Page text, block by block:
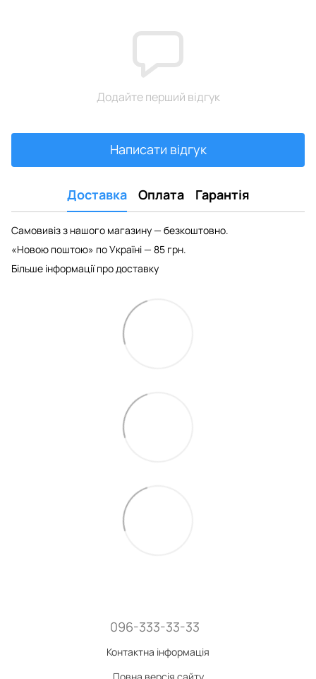
Додайте перший відгук
Написати відгук
Доставка Оплата Гарантія
Самовивіз з нашого магазину — безкоштовно.
«Новою поштою» по Україні — 85 грн.
Більше інформації про доставку
096-333-33-33
Контактна інформація